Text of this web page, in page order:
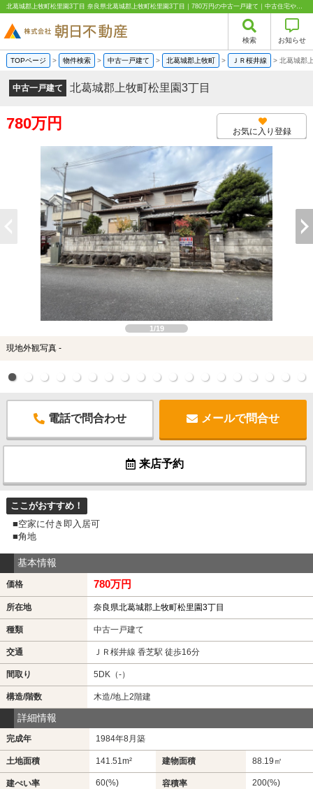
北葛城郡上牧町松里園3丁目 奈良県北葛城郡上牧町松里園3丁目｜780万円の中古一戸建て｜中古住宅や中古物件情報｜株式会社朝日不動産
検索 お知らせ
TOPページ > 物件検索 > 中古一戸建て > 北葛城郡上牧町 > ＪＲ桜井線 > 北葛城郡
中古一戸建て 北葛城郡上牧町松里園3丁目
780万円 お気に入り登録
1/19
現地外観写真 -
電話で問合わせ メールで問合せ
来店予約
ここがおすすめ！
■空家に付き即入居可
■角地
基本情報
価格 780万円
所在地 奈良県北葛城郡上牧町松里園3丁目
種類 中古一戸建て
交通 ＪＲ桜井線 香芝駅 徒歩16分
間取り 5DK（-）
構造/階数 木造/地上2階建
詳細情報
完成年 1984年8月築
土地面積 141.51m² 建物面積 88.19㎡
建ぺい率 60(%) 容積率 200(%)